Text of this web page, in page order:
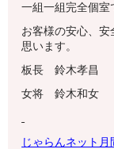
一組一組完全個室
お客様の安心、安
思います。
板長 鈴木孝昌
女将 鈴木和女
じゃらんネット